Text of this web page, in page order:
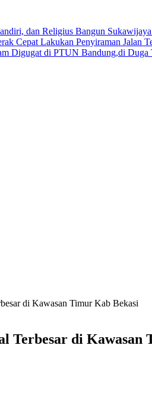
dan Religius Bangun
Cepat Lakukan Penyiraman Jalan
Digugat di PTUN Bandung,di
di Kawasan Timur Kab Bekasi
Terbesar di Kawasan